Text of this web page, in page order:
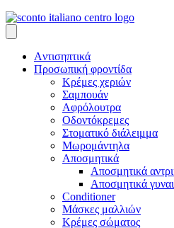
Aντισηπτικά
Προσωπική φροντίδα
Κρέμες χεριών
Σαμπουάν
Αφρόλουτρα
Οδοντόκρεμες
Στοματικό διάλειμμα
Μωρομάντηλα
Αποσμητικά
Αποσμητικά
Αποσμητικά
Conditioner
Μάσκες μαλλιών
Κρέμες σώματος